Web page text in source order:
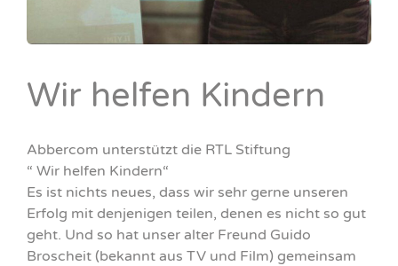
Wir helfen Kindern
Abbercom unterstützt die RTL Stiftung
“ Wir helfen Kindern“
Es ist nichts neues, dass wir sehr gerne unseren
Erfolg mit denjenigen teilen, denen es nicht so gut
geht. Und so hat unser alter Freund Guido
Broscheit (bekannt aus TV und Film) gemeinsam